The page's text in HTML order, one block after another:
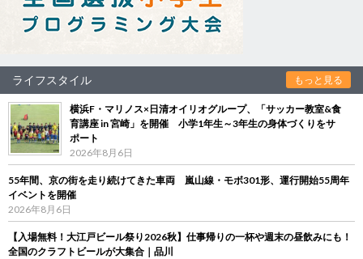
ライフスタイル もっと見る
横浜F・マリノス×日清オイリオグループ、「サッカー教室&食
育講座 in 宮崎」を開催 小学1年生～3年生の身体づくりをサ
ポート
2026年8月6日
55年間、京の街を走り続けてきた車両 嵐山線・モボ301形、運行開始55周年
イベントを開催
2026年8月6日
【入場無料！大江戸ビール祭り2026秋】仕事帰りの一杯や週末の昼飲みにも！
全国のクラフトビールが大集合｜品川